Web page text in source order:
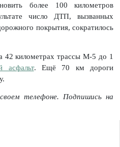
более 100 километров
число ДТП, вызванных
покрытия, сократилось
42 километрах трассы М-5 до 1
асфальт. Ещё 70 км дороги
телефоне. Подпишись на